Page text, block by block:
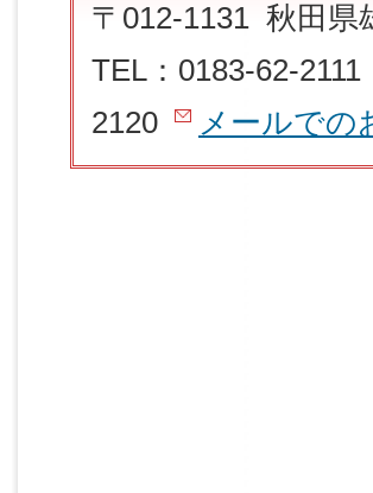
〒012-1131 秋田県
TEL：0183-62-
2120
メールでの